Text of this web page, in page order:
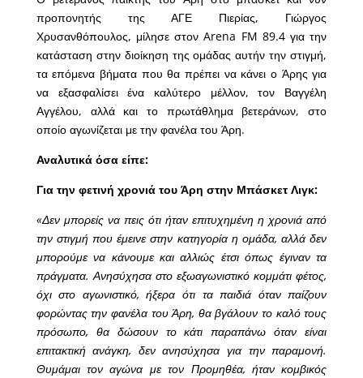
προπονητής της ΑΓΕ Πιερίας, Γιώργος
Χρυσανθόπουλος, μίλησε στον Arena FM 89.4 για την
κατάσταση στην διοίκηση της ομάδας αυτήν την στιγμή,
τα επόμενα βήματα που θα πρέπει να κάνει ο Άρης για
να εξασφαλίσει ένα καλύτερο μέλλον, τον Βαγγέλη
Αγγέλου, αλλά και το πρωτάθλημα βετεράνων, στο
οποίο αγωνίζεται με την φανέλα του Άρη.
Αναλυτικά όσα είπε:
Για την φετινή χρονιά του Άρη στην Μπάσκετ Λιγκ:
«Δεν μπορείς να πεις ότι ήταν επιτυχημένη η χρονιά από
την στιγμή που έμεινε στην κατηγορία η ομάδα, αλλά δεν
μπορούμε να κάνουμε και αλλιώς έτσι όπως έγιναν τα
πράγματα. Ανησύχησα στο εξωαγωνιστικό κομμάτι φέτος,
όχι στο αγωνιστικό, ήξερα ότι τα παιδιά όταν παίζουν
φορώντας την φανέλα του Άρη, θα βγάλουν το καλό τους
πρόσωπο, θα δώσουν το κάτι παραπάνω όταν είναι
επιτακτική ανάγκη, δεν ανησύχησα για την παραμονή.
Θυμάμαι τον αγώνα με τον Προμηθέα, ήταν κομβικός